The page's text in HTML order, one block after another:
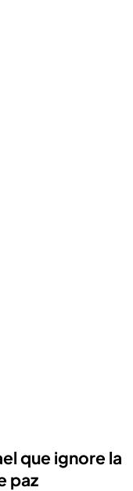
que ignore la
paz